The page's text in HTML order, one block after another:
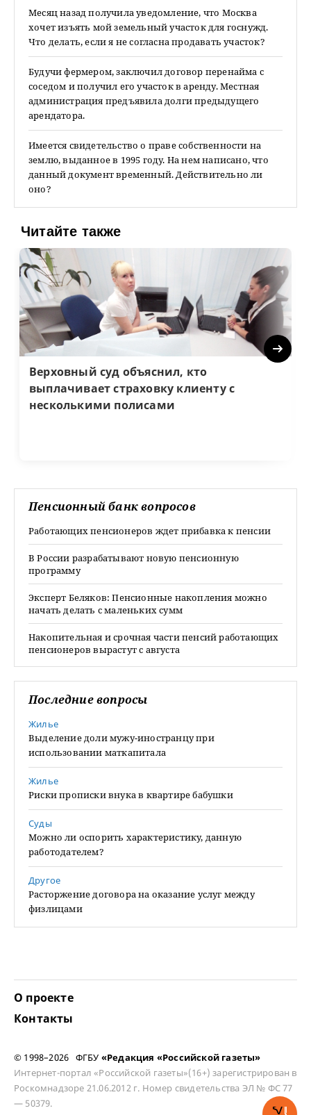
Месяц назад получила уведомление, что Москва
хочет изъять мой земельный участок для госнужд.
Что делать, если я не согласна продавать участок?
Будучи фермером, заключил договор перенайма с
соседом и получил его участок в аренду. Местная
администрация предъявила долги предыдущего
арендатора.
Имеется свидетельство о праве собственности на
землю, выданное в 1995 году. На нем написано, что
данный документ временный. Действительно ли
оно?
Читайте также
Верховный суд объяснил, кто
выплачивает страховку клиенту с
несколькими полисами
Next
Пенсионный банк вопросов
Работающих пенсионеров ждет прибавка к пенсии
В России разрабатывают новую пенсионную
программу
Эксперт Беляков: Пенсионные накопления можно
начать делать с маленьких сумм
Накопительная и срочная части пенсий работающих
пенсионеров вырастут с августа
Последние вопросы
Жилье
Выделение доли мужу-иностранцу при
использовании маткапитала
Жилье
Риски прописки внука в квартире бабушки
Суды
Можно ли оспорить характеристику, данную
работодателем?
Другое
Расторжение договора на оказание услуг между
физлицами
О проекте
Контакты
© 1998–2026 ФГБУ «Редакция «Российской газеты»
Интернет-портал «Российской газеты»(16+) зарегистрирован в
Роскомнадзоре 21.06.2012 г. Номер свидетельства ЭЛ № ФС 77
— 50379.